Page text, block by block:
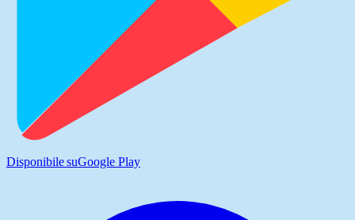
Disponibile suGoogle Play